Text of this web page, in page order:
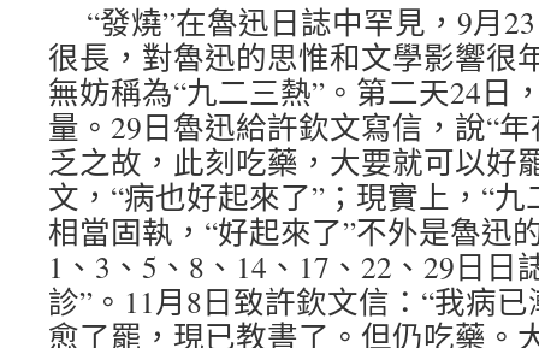
“發燒”在魯迅日誌中罕見，9月
很長，對魯迅的思惟和文學影響很
無妨稱為“九二三熱”。第二天24日
量。29日魯迅給許欽文寫信，說“
乏之故，此刻吃藥，大要就可以好
文，“病也好起來了”；現實上，“
相當固執，“好起來了”不外是魯迅
1、3、5、8、14、17、22、29日日
診”。11月8日致許欽文信：“我病
愈了罷，現已教書了。但仍吃藥。